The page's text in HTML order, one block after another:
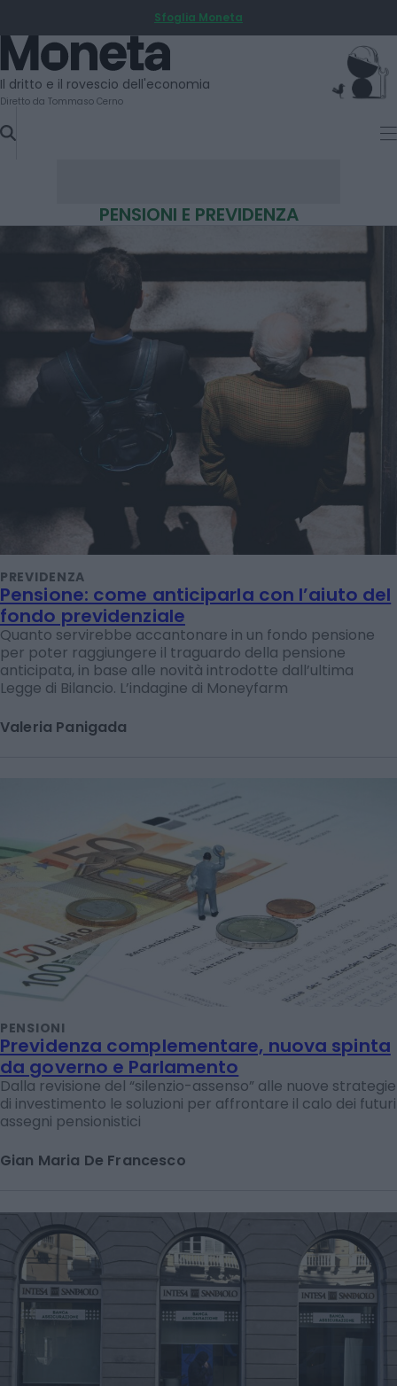
TO
CONTENT
Sfoglia Moneta
Moneta
Il dritto e il rovescio dell'economia
Diretto da Tommaso Cerno
PENSIONI E PREVIDENZA
PREVIDENZA
Pensione: come anticiparla con l’aiuto del
fondo previdenziale
Quanto servirebbe accantonare in un fondo pensione
per poter raggiungere il traguardo della pensione
anticipata, in base alle novità introdotte dall’ultima
Legge di Bilancio. L’indagine di Moneyfarm
Valeria Panigada
PENSIONI
Previdenza complementare, nuova spinta
da governo e Parlamento
Dalla revisione del “silenzio-assenso” alle nuove strategie
di investimento le soluzioni per affrontare il calo dei futuri
assegni pensionistici
Gian Maria De Francesco